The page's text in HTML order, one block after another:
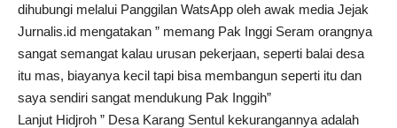
dihubungi melalui Panggilan WatsApp oleh awak media Jejak
Jurnalis.id mengatakan ” memang Pak Inggi Seram orangnya
sangat semangat kalau urusan pekerjaan, seperti balai desa
itu mas, biayanya kecil tapi bisa membangun seperti itu dan
saya sendiri sangat mendukung Pak Inggih”
Lanjut Hidjroh ” Desa Karang Sentul kekurangannya adalah